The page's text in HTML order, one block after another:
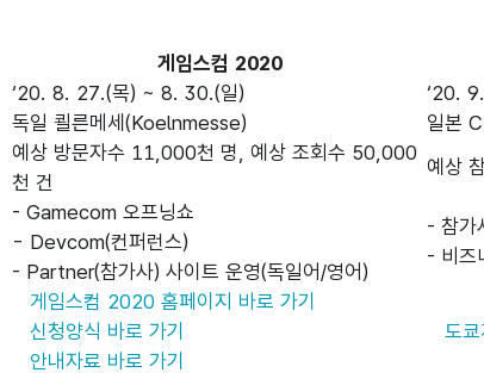
게임스컴 2020
‘20. 8. 27.(목) ~ 8. 30.(일)
‘20.
독일 쾰른메세(Koelnmesse)
일본
예상 방문자수 11,000천 명, 예상 조회수 50,000
천 건
예상
- Gamecom 오프닝쇼
- Devcom(컨퍼런스)
- Partner(참가사) 사이트 운영(독일어/영어)
- 참가
- 비즈
게임스컴 2020 홈페이지 바로 가기
신청양식 바로 가기
안내자료 바로 가기
도